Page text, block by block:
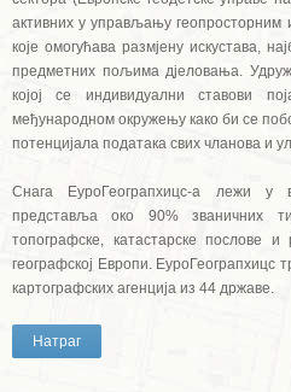
активних у управљању
које омогућава размјену искустава,
предметних пољима д‌јеловања.
којој се индивидуални ставови
међународном окружењу како би се
потенцијала података свих чланова и
Снага ЕуроГеограпхицс-а лежи у
представља око 90% званичних
топографске, катастарске послове
географској Европи. ЕуроГеограпхицс
картографских агенција из 44 државе.
Натраг